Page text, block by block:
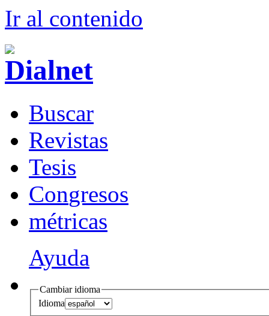
Ir al contenido
Buscar
Revistas
Tesis
Congresos
métricas
Ayuda
Cambiar idioma
Idioma